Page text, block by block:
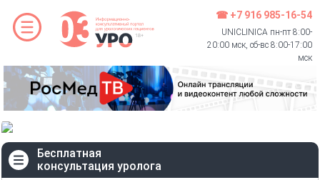
☎ +7 916 985-16-54
UNICLINICA пн-пт 8:00-
20:00 мск, сб-вс 8:00-17:00
мск
Бесплатная
консультация уролога